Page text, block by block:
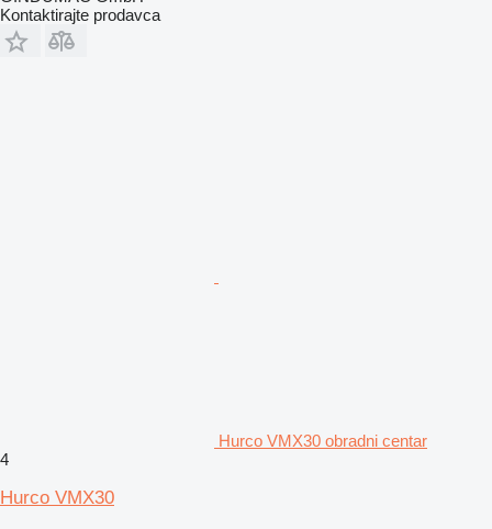
Kontaktirajte prodavca
Hurco VMX30 obradni centar
4
Hurco VMX30